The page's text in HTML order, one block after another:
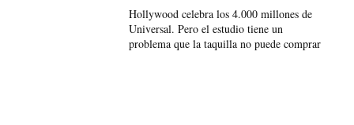
Hollywood celebra los 4.000 millones de
Universal. Pero el estudio tiene un
problema que la taquilla no puede comprar